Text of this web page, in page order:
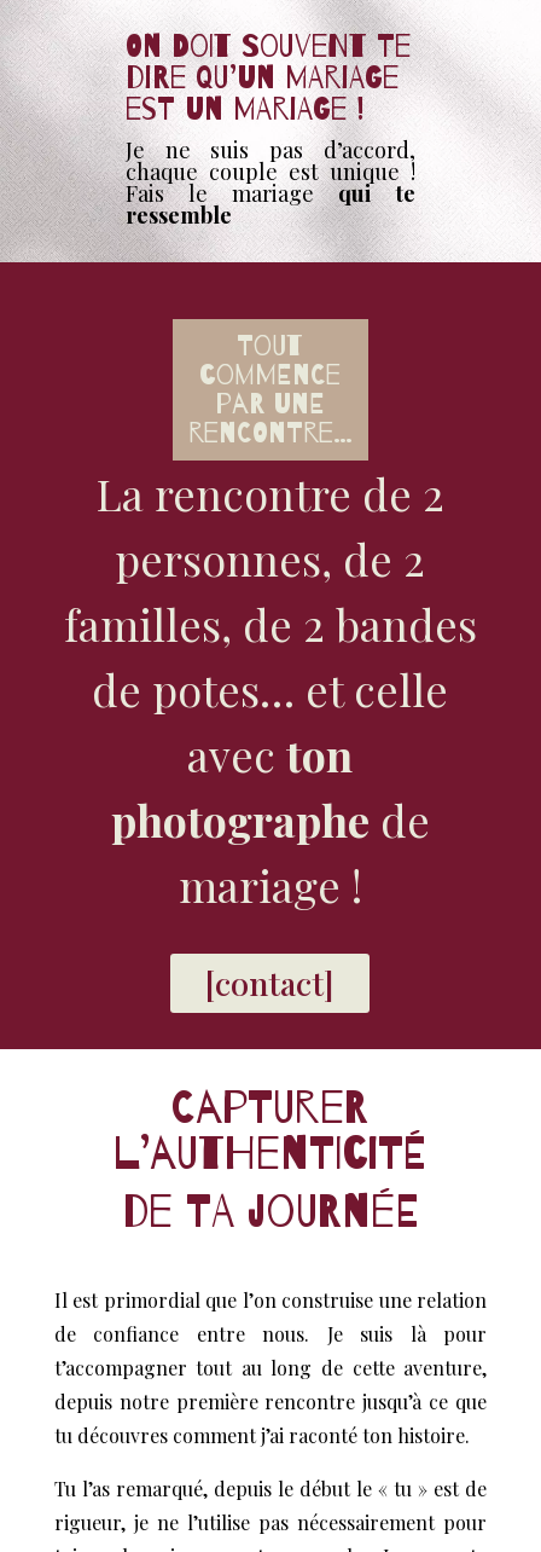
On doit souvent te
dire qu’un mariage
est un mariage !
Je ne suis pas d’accord,
chaque couple est unique !
Fais le mariagequi te
ressemble
Tout
commence
par une
rencontre…
La rencontre de 2
personnes, de 2
familles, de 2 bandes
de potes… et celle
avecton
photographe de
mariage !
[contact]
Capturer
l’authenticité
de ta journée
Il est primordial que l’on construise une relation
de confiance entre nous. Je suis là pour
t’accompagner tout au long de cette aventure,
depuis notre première rencontre jusqu’à ce que
tu découvres comment j’ai raconté ton histoire.
Tu l’as remarqué, depuis le début le « tu » est de
rigueur, je ne l’utilise pas nécessairement pour